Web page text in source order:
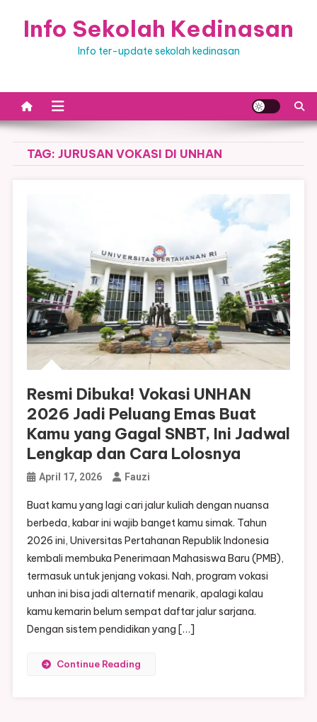
Info Sekolah Kedinasan
Info ter-update sekolah kedinasan
TAG: JURUSAN VOKASI DI UNHAN
Resmi Dibuka! Vokasi UNHAN
2026 Jadi Peluang Emas Buat
Kamu yang Gagal SNBT, Ini Jadwal
Lengkap dan Cara Lolosnya
April 17, 2026 Fauzi
Buat kamu yang lagi cari jalur kuliah dengan nuansa
berbeda, kabar ini wajib banget kamu simak. Tahun
2026 ini, Universitas Pertahanan Republik Indonesia
kembali membuka Penerimaan Mahasiswa Baru (PMB),
termasuk untuk jenjang vokasi. Nah, program vokasi
unhan ini bisa jadi alternatif menarik, apalagi kalau
kamu kemarin belum sempat daftar jalur sarjana.
Dengan sistem pendidikan yang […]
Continue Reading